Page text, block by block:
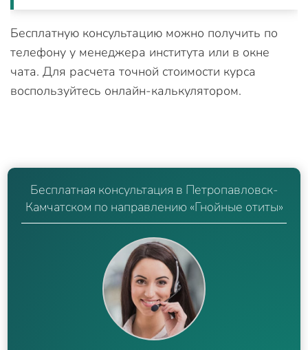
Бесплатную консультацию можно получить по
телефону у менеджера института или в окне
чата. Для расчета точной стоимости курса
воспользуйтесь онлайн-калькулятором.
Бесплатная консультация в Петропавловск-
Камчатском по направлению «Гнойные отиты»